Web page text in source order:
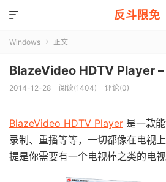
反斗限免

Windows  正文
BlazeVideo HDTV Player –
2014-12-28 阅读(1404) 评论(0)
BlazeVideo HDTV Player 是一款
录制、重播等等，一切都像在电视
提是你需要有一个电视棒之类的电视